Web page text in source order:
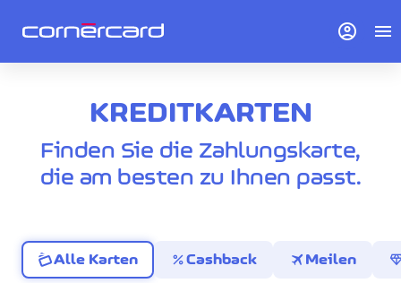
KREDITKARTEN
Finden Sie die Zahlungskarte,
die am besten zu Ihnen passt.
Alle Karten percentCashback travel Meilen
account_circle menu